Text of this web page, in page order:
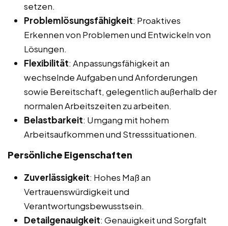
setzen.
Problemlösungsfähigkeit: Proaktives
Erkennen von Problemen und Entwickeln von
Lösungen.
Flexibilität: Anpassungsfähigkeit an
wechselnde Aufgaben und Anforderungen
sowie Bereitschaft, gelegentlich außerhalb der
normalen Arbeitszeiten zu arbeiten.
Belastbarkeit: Umgang mit hohem
Arbeitsaufkommen und Stresssituationen.
Persönliche Eigenschaften
Zuverlässigkeit: Hohes Maß an
Vertrauenswürdigkeit und
Verantwortungsbewusstsein.
Detailgenauigkeit: Genauigkeit und Sorgfalt